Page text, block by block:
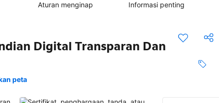
Aturan menginap Informasi penting
Digital Transparan Dan
peta